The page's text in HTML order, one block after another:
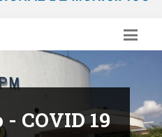
COVID 19